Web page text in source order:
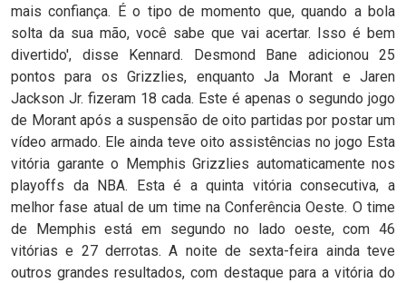
mais confiança. É o tipo de momento que, quando a bola
solta da sua mão, você sabe que vai acertar. Isso é bem
divertido', disse Kennard. Desmond Bane adicionou 25
pontos para os Grizzlies, enquanto Ja Morant e Jaren
Jackson Jr. fizeram 18 cada. Este é apenas o segundo jogo
de Morant após a suspensão de oito partidas por postar um
vídeo armado. Ele ainda teve oito assistências no jogo Esta
vitória garante o Memphis Grizzlies automaticamente nos
playoffs da NBA. Esta é a quinta vitória consecutiva, a
melhor fase atual de um time na Conferência Oeste. O time
de Memphis está em segundo no lado oeste, com 46
vitórias e 27 derrotas. A noite de sexta-feira ainda teve
outros grandes resultados, com destaque para a vitória do